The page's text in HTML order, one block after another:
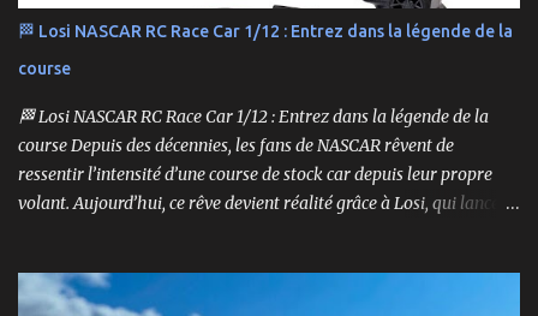
🏁 Losi NASCAR RC Race Car 1/12 : Entrez dans la légende de la
course
🏁 Losi NASCAR RC Race Car 1/12 : Entrez dans la légende de la
course Depuis des décennies, les fans de NASCAR rêvent de
ressentir l’intensité d’une course de stock car depuis leur propre
volant. Aujourd’hui, ce rêve devient réalité grâce à Losi, qui lance
foncer sur n’importe quelle surface plate. Voici le Losi NASCAR RC